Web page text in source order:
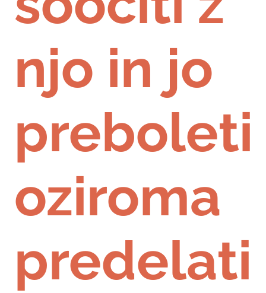
njo in jo
preboleti
oziroma
predelati